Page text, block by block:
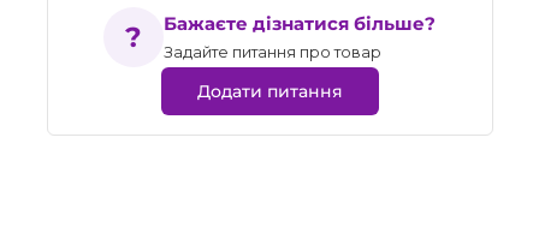
Бажаєте дізнатися більше?
Задайте питання про товар
Додати питання